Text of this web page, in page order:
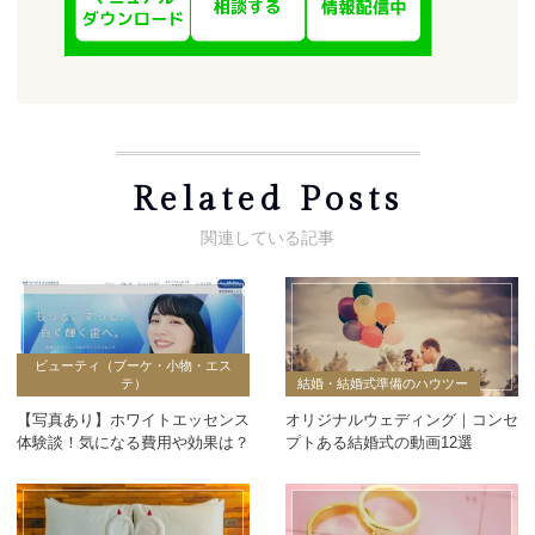
Related Posts
ビューティ（ブーケ・小物・エス
テ）
【写真あり】ホワイトエッセンス
体験談！気になる費用や効果は？
結婚・結婚式準備のハウツー
オリジナルウェディング｜コンセ
プトある結婚式の動画12選